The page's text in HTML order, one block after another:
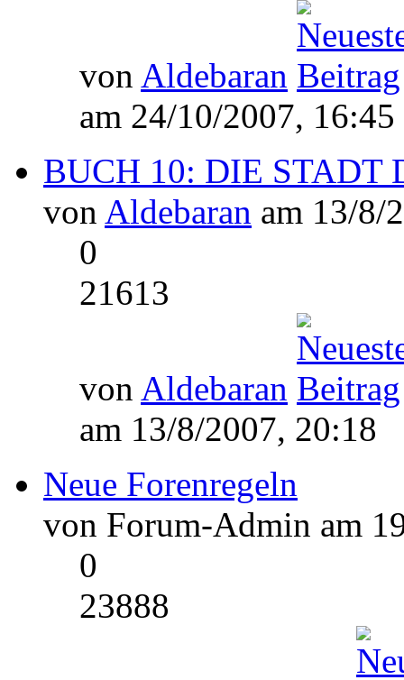
von Aldebaran
am 24/10/2007, 16:45
BUCH 10: DIE STADT
von Aldebaran am 13/8/
0
21613
von Aldebaran
am 13/8/2007, 20:18
Neue Forenregeln
von Forum-Admin am
0
23888